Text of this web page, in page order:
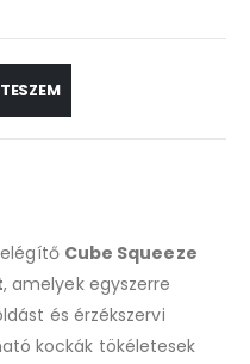
Cube Squeeze
, amelyek egyszerre
és érzékszervi
kockák tökéletesek